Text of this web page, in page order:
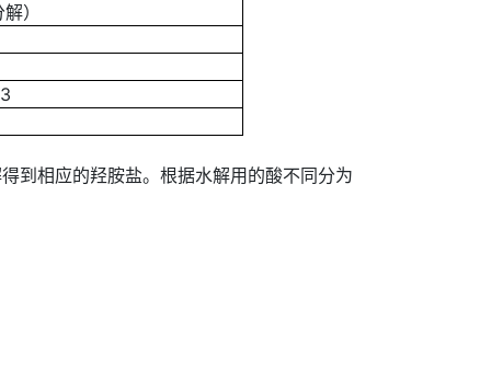
）
到相应的羟胺盐。根据水解用的酸不同分为